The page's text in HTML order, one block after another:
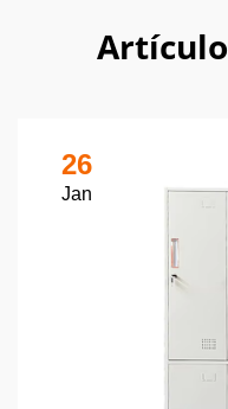
26
Jan